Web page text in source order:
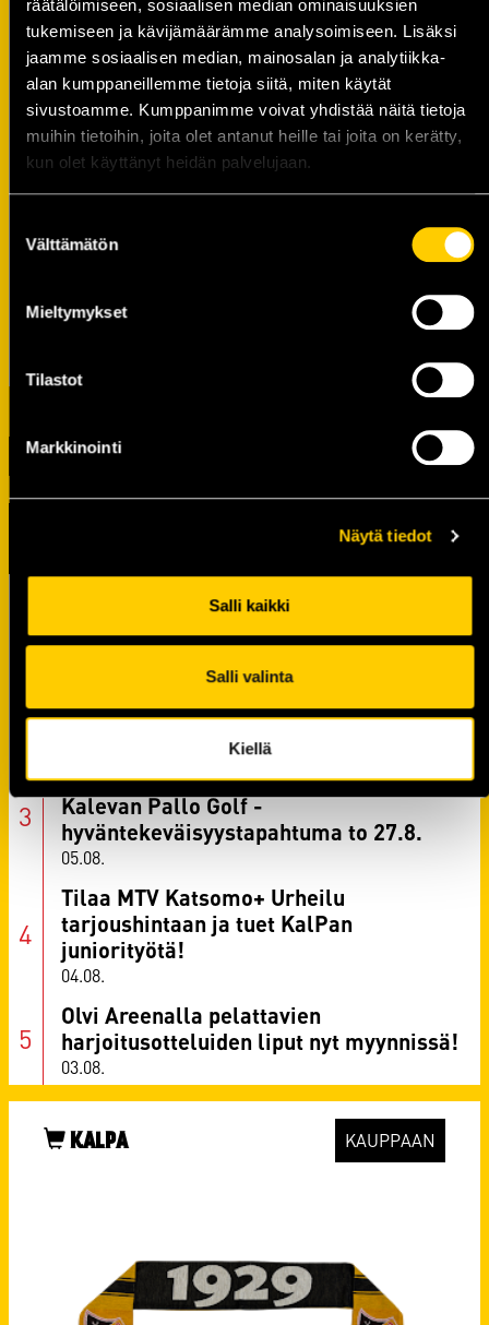
räätälöimiseen, sosiaalisen median ominaisuuksien
tukemiseen ja kävijämäärämme analysoimiseen. Lisäksi
jaamme sosiaalisen median, mainosalan ja analytiikka-
alan kumppaneillemme tietoja siitä, miten käytät
sivustoamme. Kumppanimme voivat yhdistää näitä tietoja
muihin tietoihin, joita olet antanut heille tai joita on kerätty,
kun olet käyttänyt heidän palvelujaan.
valinta
Välttämätön
Mieltymykset
Tilastot
Markkinointi
Näytä tiedot
Salli kaikki
Salli valinta
Kiellä
tottuminen saattaa urheilujohtaja Laineen
mukaan ottaa aikansa.
– August tulee olemaan meille iso apu myös
kevään pelejä ajatellen. Silloin tarvitaan aina
kokoa, monipuolisuutta ja leveyttä
puolustuksessa. Meille hän tulee täysin
erilaisesta pelitavasta, joten haluamme myös
TUOREIMMAT UUTISET
07.08.
Raportti: KalPa kaatoi Jukurit
voittolaukauskisan jälkeen
KalPan kapteenisto Liiga-kaudelle
2026–2027 on valittu
05.08.
Tule pelaamaan hyvän asian puolesta –
Kalevan Pallo Golf -
hyväntekeväisyystapahtuma to 27.8.
04.08.
Tilaa MTV Katsomo+ Urheilu
tarjoushintaan ja tuet KalPan
juniorityötä!
03.08.
Olvi Areenalla pelattavien
harjoitusotteluiden liput nyt myynnissä!
KALPA KAUPPAAN